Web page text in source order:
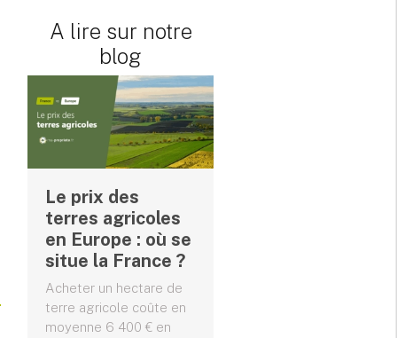
A lire sur notre
blog
Le prix des
terres agricoles
en Europe : où se
situe la France ?
Acheter un hectare de
terre agricole coûte en
moyenne 6 400 € en